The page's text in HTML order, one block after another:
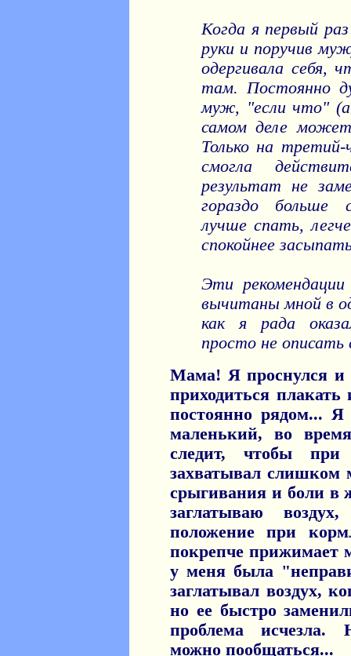
Когда я первый
руки и поручив
одергивала себя,
там. Постоянно
муж, "если что" (а
самом деле может
Только на
смогла
результат не
гораздо больше
лучше спать,
спокойнее
Эти
вычитаны мной в
как я рада
просто не описать
Мама! Я проснулся и
приходиться
постоянно рядом...
маленький, во
следит, чтобы
захватывал слишком
срыгивания и боли в
заглатываю
положение при
покрепче прижимает
у меня была
заглатывал воздух,
но ее быстро
проблема исчезла.
можно пообщаться...